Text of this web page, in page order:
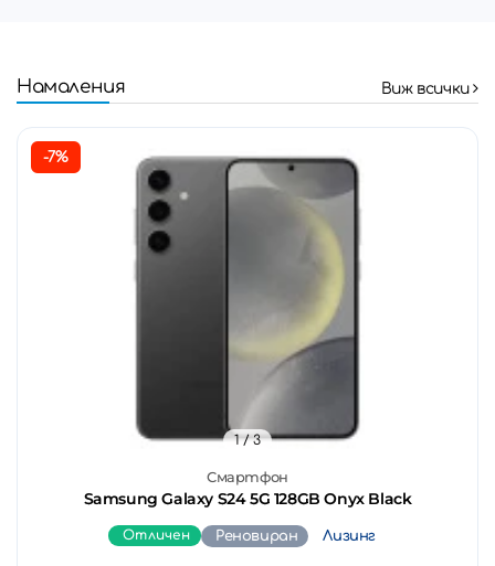
Намаления Виж всички
-7%
Смартфон
Samsung Galaxy S24 5G 128GB Onyx Black
1/ 3
Отличен Реновиран Лизинг